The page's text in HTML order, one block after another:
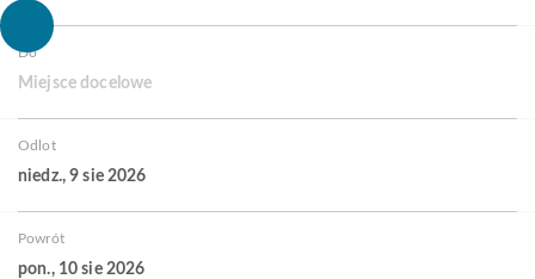
Do
Miejsce docelowe
Odlot
niedz., 9 sie 2026
Powrót
pon., 10 sie 2026